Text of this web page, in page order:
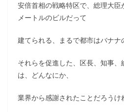
安倍首相の戦略特区で、総理大臣
メートルのビルだって
建てられる、まるで都市はバナナ
それらを促進した、区長、知事
は、どんなにか、
業界から感謝されたことだろうけ